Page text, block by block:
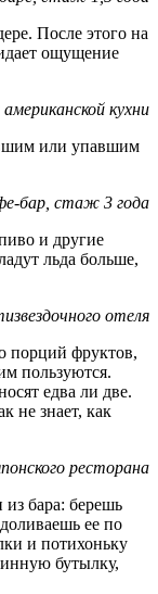
После этого на
ощущение
кухни
или упавшим
бар, стаж 3 года
и другие
льда больше,
отеля
порций фруктов,
пользуются.
едва ли две.
не знает, как
ресторана
бара: берешь
ее по
и потихоньку
бутылку,